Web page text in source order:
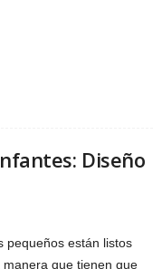
Diseño
pequeños están listos
que tienen que